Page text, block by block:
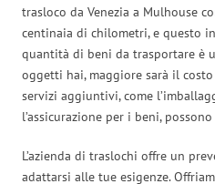
trasloco da Venezia a Mulhouse
centinaia di chilometri, e questo
quantità di beni da trasportare è
oggetti hai, maggiore sarà il
servizi aggiuntivi, come
l’assicurazione per i beni,
L’azienda di traslochi offre un
adattarsi alle tue esigenze.